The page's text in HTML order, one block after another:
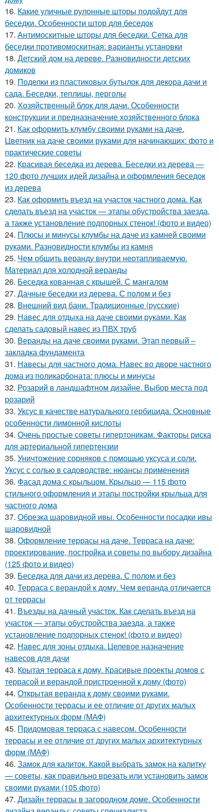
16. Какие уличные рулонные шторы подойдут для
беседки. Особенности штор для беседок
17. Антимоскитные шторы для беседки. Сетка для
беседки противомоскитная: варианты установки
18. Детский дом на дереве. Разновидности детских
домиков
19. Поделки из пластиковых бутылок для декора дачи и
сада. Беседки, теплицы, перголы
20. Хозяйственный блок для дачи. Особенности
конструкции и предназначение хозяйственного блока
21. Как оформить клумбу своими руками на даче.
Цветник на даче своими руками для начинающих: фото и
практические советы
22. Красивая беседка из дерева. Беседки из дерева —
120 фото лучших идей дизайна и оформления беседок
из дерева
23. Как оформить въезд на участок частного дома. Как
сделать въезд на участок — этапы обустройства заезда,
а также установление подпорных стенок! (фото и видео)
24. Плюсы и минусы клумбы на даче из камней своими
руками. Разновидности клумбы из камня
25. Чем обшить веранду внутри неотапливаемую.
Материал для холодной веранды
26. Беседка кованная с крышей. С мангалом
27. Дачные беседки из дерева. С полом и без
28. Внешний вид бани. Традиционные (русские)
29. Навес для отдыха на даче своими руками. Как
сделать садовый навес из ПВХ труб
30. Веранды на даче своими руками. Этап первый –
закладка фундамента
31. Навесы для частного дома. Навес во дворе частного
дома из поликарбоната: плюсы и минусы
32. Розарий в ландшафтном дизайне. Выбор места под
розарий
33. Уксус в качестве натурального гербицида. Основные
особенности лимонной кислоты
34. Очень простые советы гипертоникам. Факторы риска
для артериальной гипертензии
35. Уничтожение сорняков с помощью уксуса и соли.
Уксус с солью в садоводстве: нюансы применения
36. Фасад дома с крыльцом. Крыльцо — 115 фото
стильного оформления и этапы постройки крыльца для
частного дома
37. Обрезка шаровидной ивы. Особенности посадки ивы
шаровидной
38. Оформление террасы на даче. Терраса на даче:
проектирование, постройка и советы по выбору дизайна
(125 фото и видео)
39. Беседка для дачи из дерева. С полом и без
40. Терраса с верандой к дому. Чем веранда отличается
от террасы
41. Въезды на дачный участок. Как сделать въезд на
участок — этапы обустройства заезда, а также
установление подпорных стенок! (фото и видео)
42. Навес для зоны отдыха. Целевое назначение
навесов для дачи
43. Крытая терраса к дому. Красивые проекты домов с
террасой и верандой пристроенной к дому (фото)
44. Открытая веранда к дому своими руками.
Особенности террасы и ее отличие от других малых
архитектурных форм (МАФ)
45. Придомовая терраса с навесом. Особенности
террасы и ее отличие от других малых архитектурных
форм (МАФ)
46. Замок для калиток. Какой выбрать замок на калитку
— советы, как правильно врезать или установить замок
своими руками (105 фото)
47. Дизайн террасы в загородном доме. Особенности